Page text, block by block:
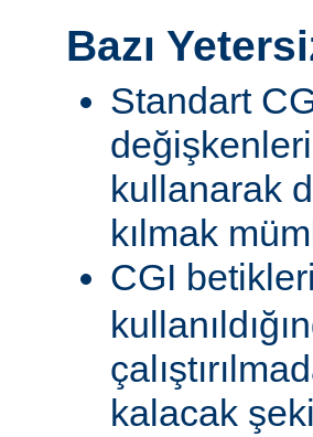
Bazı
Standart
kullanarak
kılmak
CGI
kalacak